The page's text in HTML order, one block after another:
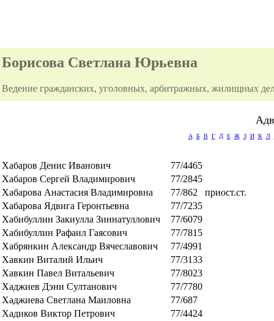
Борисова Светлана Юрьевна
Ведение гражданских, уголовных, арбитражных, жилищных
А Б В Г Д Е Ж З И К Л
Хабаров Денис Иванович
77/4465
Хабаров Сергей Владимирович
77/2845
Хабарова Анастасия Владимировна
77/862
приост.ст.
Хабарова Ядвига Геронтьевна
77/7235
Хабибуллин Закиулла Зиннатуллович
77/6079
Хабибуллин Рафаил Гаясович
77/7815
Хабрянкин Александр Вячеславович
77/4991
Хавкин Виталий Ильич
77/3133
Хавкин Павел Витальевич
77/8023
Хаджиев Дэни Султанович
77/7780
Хаджиева Светлана Маиловна
77/687
Хадиков Виктор Петрович
77/4424